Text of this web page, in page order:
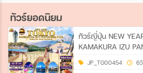
ทัวร์ยอดนิยม
ทัวร์ญี่ปุ่น NEW
KAMAKURA IZU
FUJI 6วัน 4คืน (TG)
JP_TG00454 6